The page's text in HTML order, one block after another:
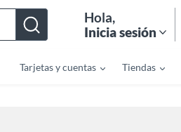
Hola,
Inicia sesión
Tarjetas y cuentas Tiendas